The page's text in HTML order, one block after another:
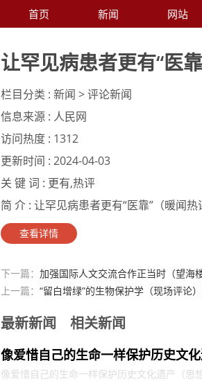
首页 新闻 网站
让罕见病患者更有“医
栏目分类 : 新闻 > 评论新闻
信息来源 : 人民网
访问热度 : 1312
更新时间 : 2024-04-03
关 键 词 : 更有,热评
简 介 : 让罕见病患者更有“医靠”（暖闻热
查看详情
下一篇： 加强国际人文交流合作正当时（望海
上一篇： “留白增绿”的生物保护学（现场评论
最新新闻 相关新闻
像爱惜自己的生命一样保护历史文
像爱惜自己的生命一样保护历史文化遗产（思